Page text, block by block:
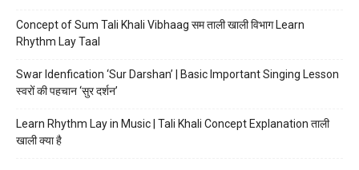
Concept of Sum Tali Khali Vibhaag सम ताली खाली विभाग Learn
Rhythm Lay Taal
Swar Idenfication ‘Sur Darshan’ | Basic Important Singing Lesson
स्वरों की पहचान ‘सुर दर्शन’
Learn Rhythm Lay in Music | Tali Khali Concept Explanation ताली
खाली क्या है